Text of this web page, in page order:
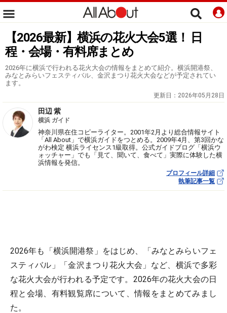
【2026最新】横浜の花火大会5選！ 日
程・会場・有料席まとめ
2026年に横浜で行われる花火大会の情報をまとめて紹介。横浜開港祭、
みなとみらいフェスティバル、金沢まつり花火大会などが予定されてい
ます。
更新日： 2026年05月28日
田辺 紫
横浜 ガイド
神奈川県在住コピーライター。2001年2月より総合情報サイト
「All About」で横浜ガイドをつとめる。2009年4月、第3回かな
がわ検定 横浜ライセンス1級取得。公式ガイドブログ「横浜ウ
ォッチャー」でも「見て、聞いて、食べて」実際に体験した横
浜情報を発信。
プロフィール詳細
執筆記事一覧
2026年も「横浜開港祭」をはじめ、「みなとみらいフェ
スティバル」「金沢まつり花火大会」など、横浜で多彩
な花火大会が行われる予定です。2026年の花火大会の日
程と会場、有料観覧席について、情報をまとめてみまし
た。